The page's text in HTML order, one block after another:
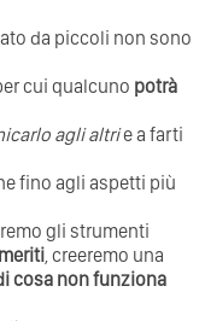
da piccoli non sono
cui qualcuno potrà
agli altrie a farti
fino agli aspetti più
gli strumenti
, creeremo una
cosa non funziona